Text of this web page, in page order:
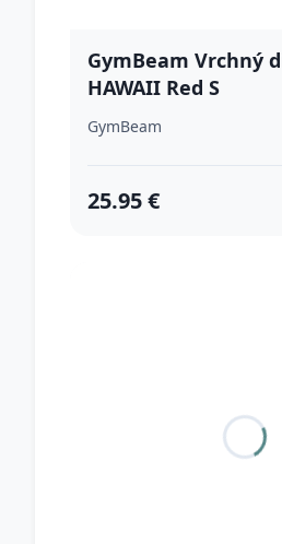
GymBeam Vrchný
HAWAII Red S
GymBeam
25.95 €